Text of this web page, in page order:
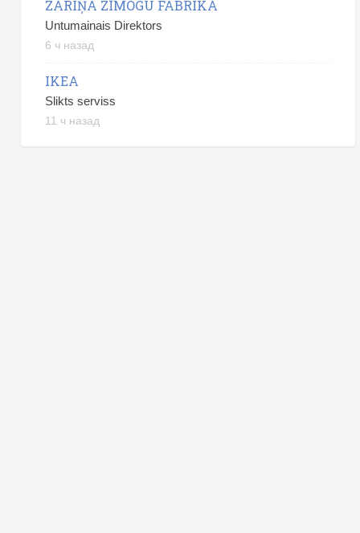
ZARIŅA ZĪMOGU FABRIKA
Untumainais Direktors
6 ч назад
IKEA
Slikts serviss
11 ч назад